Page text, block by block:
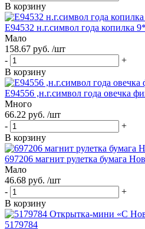
В корзину
Е94532 н.г.символ года копилка
Мало
158.67 руб. /шт
-
+
В корзину
Е94556 ,н.г.символ года овечка
Много
66.22 руб. /шт
-
+
В корзину
697206 магнит рулетка бумага
Мало
46.68 руб. /шт
-
+
В корзину